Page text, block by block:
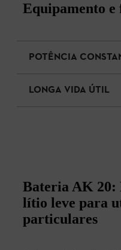
Equipamento e
POTÊNCIA
LONGA VIDA ÚTIL
Bateria AK 20:
lítio leve para
particulares